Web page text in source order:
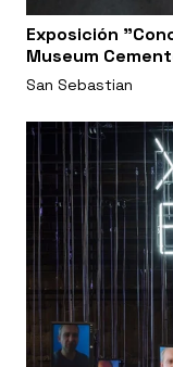
Exposición
Museum
San Sebastian